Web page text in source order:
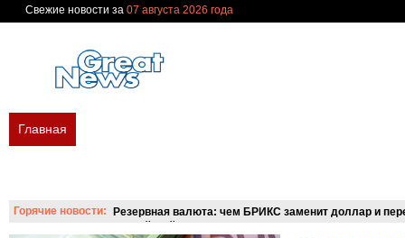
Свежие новости за 07 августа 2026 года
Главная
Горячие новости:
Резервная валюта: чем БРИКС заменит доллар и